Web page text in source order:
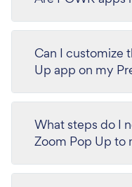
Can I customize
Up app on my
What steps do I
Zoom Pop Up to